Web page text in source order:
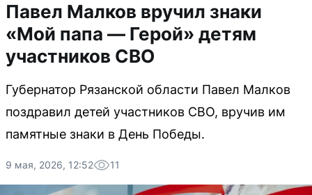
Павел Малков вручил знаки
«Мой папа — Герой» детям
участников СВО
Губернатор Рязанской области Павел Малков
поздравил детей участников СВО, вручив им
памятные знаки в День Победы.
9 мая, 2026, 12:52 11